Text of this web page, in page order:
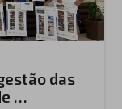
das
…